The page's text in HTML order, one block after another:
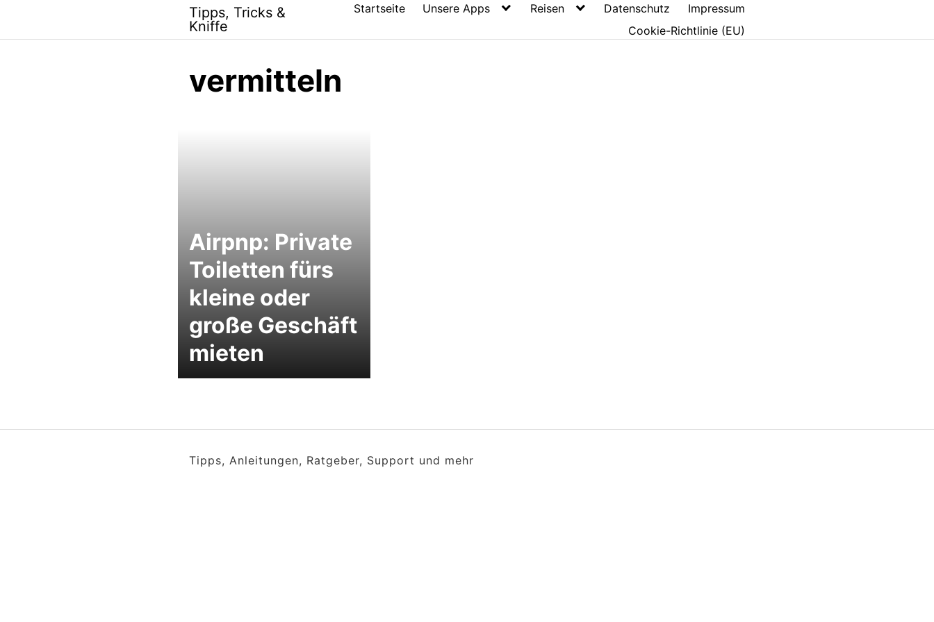
content
Tipps, Tricks &
Kniffe
Startseite Unsere Apps Reisen Datenschutz
Impressum
Cookie-Richtlinie (EU)
vermitteln
Airpnp: Private
Toiletten fürs
kleine oder
große Geschäft
mieten
Tipps, Anleitungen, Ratgeber, Support und mehr